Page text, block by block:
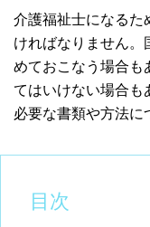
介護福祉士になるた
ければなりません。
めておこなう場合も
てはいけない場合も
必要な書類や方法に
目次